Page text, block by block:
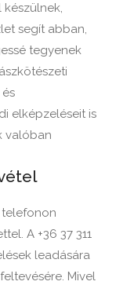
segít abban,
tegyenek
elképzeléseit is
valóban
telefonon
A +36 37 311
leadására
Mivel